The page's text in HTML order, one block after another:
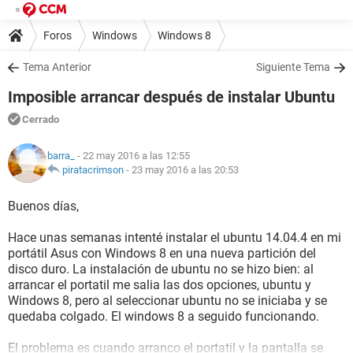
Foros Windows Windows 8
Tema Anterior Siguiente Tema
Imposible arrancar después de instalar Ubuntu
Cerrado
barra_ - 22 may 2016 a las 12:55
piratacrimson - 23 may 2016 a las 20:53
Buenos días,
Hace unas semanas intenté instalar el ubuntu 14.04.4 en mi
portátil Asus con Windows 8 en una nueva partición del
disco duro. La instalación de ubuntu no se hizo bien: al
arrancar el portatil me salia las dos opciones, ubuntu y
Windows 8, pero al seleccionar ubuntu no se iniciaba y se
quedaba colgado. El windows 8 a seguido funcionando.
El problema es cuando arranco el portatil y la pantalla se